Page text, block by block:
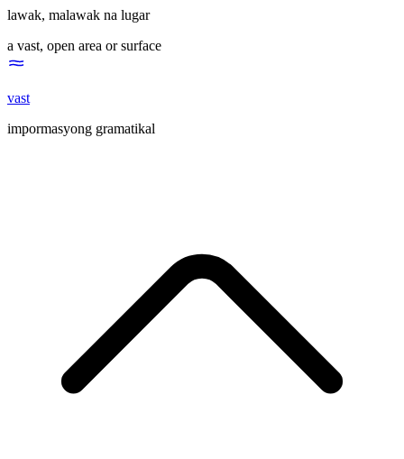
lawak, malawak na lugar
a vast, open area or surface
vast
impormasyong gramatikal